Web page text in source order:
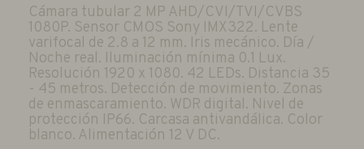
Cámara tubular 2 MP AHD/CVI/TVI/CVBS
1080P. Sensor CMOS Sony IMX322. Lente
varifocal de 2.8 a 12 mm. Iris mecánico. Día /
Noche real. Iluminación mínima 0.1 Lux.
Resolución 1920 x 1080. 42 LEDs. Distancia 35
- 45 metros. Detección de movimiento. Zonas
de enmascaramiento. WDR digital. Nivel de
protección IP66. Carcasa antivandálica. Color
blanco. Alimentación 12 V DC.